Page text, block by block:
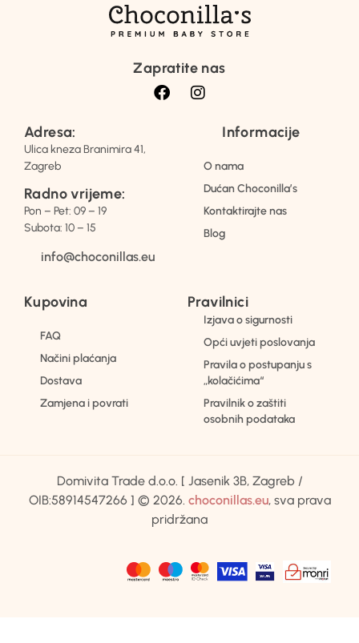
Zapratite nas
Adresa:
Ulica kneza Branimira 41,
Zagreb
Radno vrijeme:
Pon – Pet: 09 – 19
Subota: 10 – 15
info@choconillas.eu
Informacije
O nama
Dućan Choconilla’s
Kontaktirajte nas
Blog
Kupovina
FAQ
Načini plaćanja
Dostava
Zamjena i povrati
Pravilnici
Izjava o sigurnosti
Opći uvjeti poslovanja
Pravila o postupanju s
„kolačićima“
Pravilnik o zaštiti
osobnih podataka
Domivita Trade d.o.o. [ Jasenik 3B, Zagreb /
OIB:58914547266 ] © 2026. choconillas.eu, sva prava
pridržana